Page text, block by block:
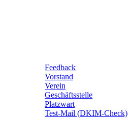
Feedback
Vorstand
Verein
Geschäftsstelle
Platzwart
Test-Mail (DKIM-Check)